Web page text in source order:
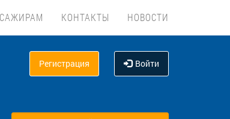
КОНТАКТЫ НОВОСТИ
Регистрация Войти